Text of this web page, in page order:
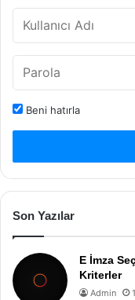
Beni hatırla
Son Yazılar
E İmza
Kriterler
Admin